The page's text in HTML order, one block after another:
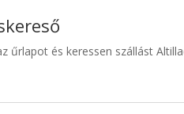
űrlapot és keressen szállást